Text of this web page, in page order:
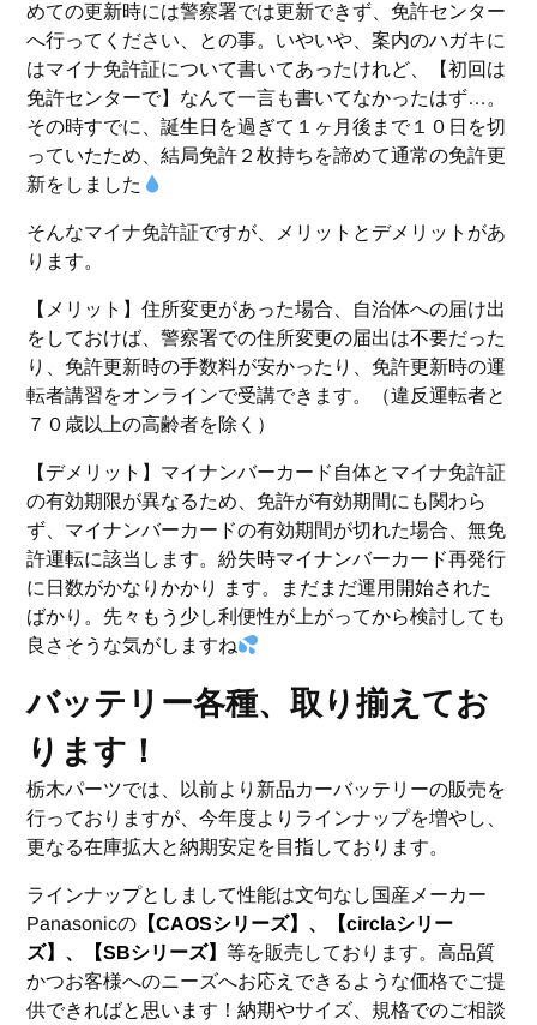
めての更新時には警察署では更新できず、免許センター
へ行ってください、との事。いやいや、案内のハガキに
はマイナ免許証について書いてあったけれど、【初回は
免許センターで】なんて一言も書いてなかったはず…。
その時すでに、誕生日を過ぎて１ヶ月後まで１０日を切
っていたため、結局免許２枚持ちを諦めて通常の免許更
新をしました
そんなマイナ免許証ですが、メリットとデメリットがあ
ります。
【メリット】住所変更があった場合、自治体への届け出
をしておけば、警察署での住所変更の届出は不要だった
り、免許更新時の手数料が安かったり、免許更新時の運
転者講習をオンラインで受講できます。（違反運転者と
７０歳以上の高齢者を除く）
【デメリット】マイナンバーカード自体とマイナ免許証
の有効期限が異なるため、免許が有効期間にも関わら
ず、マイナンバーカードの有効期間が切れた場合、無免
許運転に該当します。紛失時マイナンバーカード再発行
に日数がかなりかかり ます。まだまだ運用開始された
ばかり。先々もう少し利便性が上がってから検討しても
良さそうな気がしますね
バッテリー各種、取り揃えてお
ります！
栃木パーツでは、以前より新品カーバッテリーの販売を
行っておりますが、今年度よりラインナップを増やし、
更なる在庫拡大と納期安定を目指しております。
ラインナップとしまして性能は文句なし国産メーカー
Panasonicの 【CAOSシリーズ】、【circlaシリー
ズ】、【SBシリーズ】等を販売しております。高品質
かつお客様へのニーズへお応えできるような価格でご提
供できればと思います！納期やサイズ、規格でのご相談